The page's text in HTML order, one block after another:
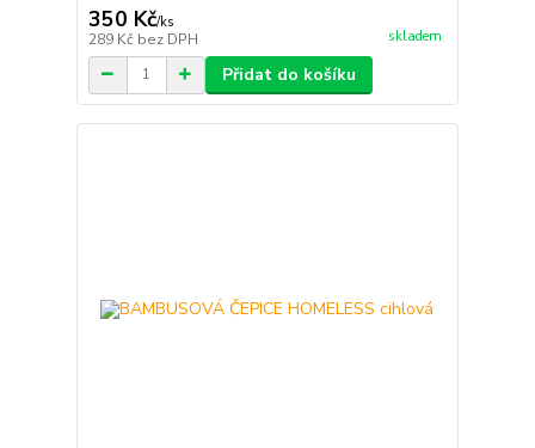
350 Kč/ks
289 Kč bez DPH skladem
Přidat do košíku